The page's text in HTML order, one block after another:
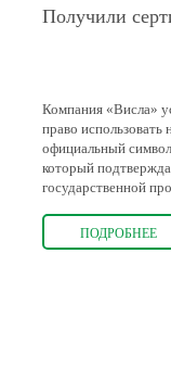
Получили
Компания «Висла»
право
официальный
который
государственной
ПОДРОБНЕЕ